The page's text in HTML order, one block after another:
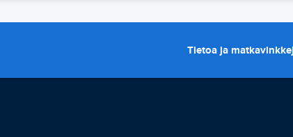
Tietoa ja